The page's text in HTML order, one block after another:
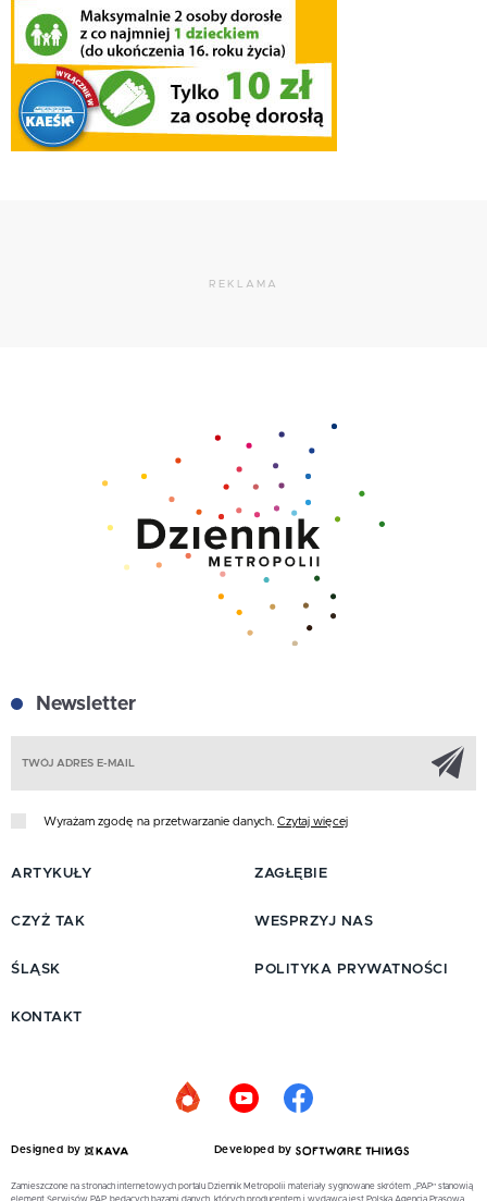
REKLAMA
Newsletter
Wyrażam zgodę na przetwarzanie danych. Czytaj więcej
ARTYKUŁY
CZYŻ TAK
ŚLĄSK
ZAGŁĘBIE
WESPRZYJ NAS
POLITYKA PRYWATNOŚCI
KONTAKT
Designed by Developed by
Zamieszczone na stronach internetowych portalu Dziennik Metropolii materiały sygnowane skrótem „PAP” stanowią